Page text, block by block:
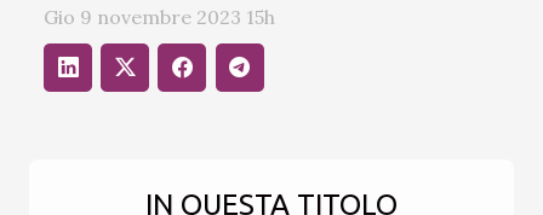
IN QUESTA TITOLO
Gio 9 novembre 2023 15h